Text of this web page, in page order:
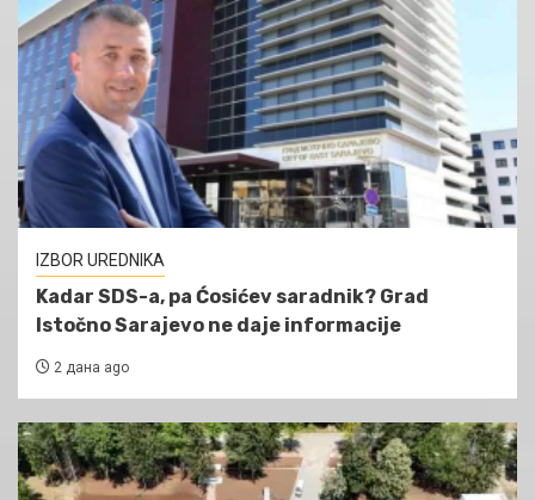
IZBOR UREDNIKA
Kadar SDS-a, pa Ćosićev saradnik? Grad
Istočno Sarajevo ne daje informacije
2 дана ago